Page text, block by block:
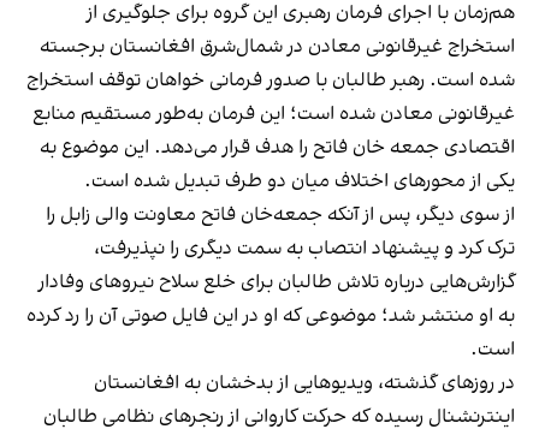
هم‌زمان با اجرای فرمان رهبری این گروه برای جلوگیری از
استخراج غیرقانونی معادن در شمال‌شرق افغانستان برجسته
شده است. رهبر طالبان با صدور فرمانی خواهان توقف استخراج
غیرقانونی معادن شده است؛ این فرمان به‌طور مستقیم منابع
اقتصادی جمعه خان فاتح را هدف قرار می‌دهد. این موضوع به
یکی از محورهای اختلاف میان دو طرف تبدیل شده است.
از سوی دیگر، پس از آنکه جمعه‌خان فاتح معاونت والی زابل را
ترک کرد و پیشنهاد انتصاب به سمت دیگری را نپذیرفت،
گزارش‌هایی درباره تلاش طالبان برای خلع سلاح نیروهای وفادار
به او منتشر شد؛ موضوعی که او در این فایل صوتی آن را رد کرده
است.
در روزهای گذشته، ویدیوهایی از بدخشان به افغانستان
اینترنشنال رسیده که حرکت کاروانی از رنجرهای نظامی طالبان